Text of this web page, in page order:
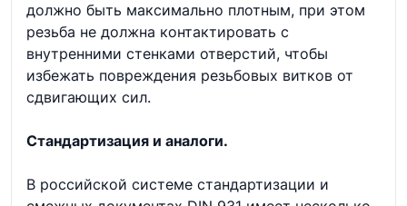
должно быть максимально плотным, при этом
резьба не должна контактировать с
внутренними стенками отверстий, чтобы
избежать повреждения резьбовых витков от
сдвигающих сил.
Стандартизация и аналоги.
В российской системе стандартизации и